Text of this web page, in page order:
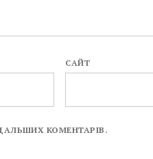
САЙТ
КОМЕНТАРІВ.